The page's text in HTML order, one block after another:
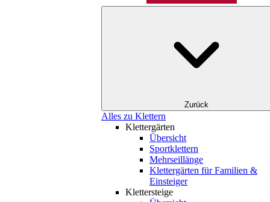
Zurück
Alles zu Klettern
Klettergärten
Übersicht
Sportklettern
Mehrseillänge
Klettergärten für Familien &
Einsteiger
Klettersteige